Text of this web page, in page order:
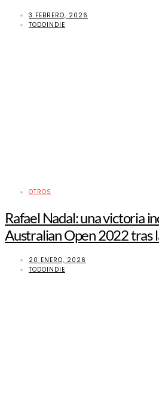
3 FEBRERO, 2026
TODOINDIE
OTROS
Rafael Nadal: una victoria
Australian Open 2022 tras
20 ENERO, 2026
TODOINDIE